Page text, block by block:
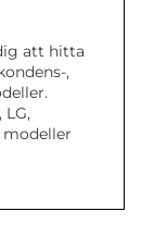
att hitta
,